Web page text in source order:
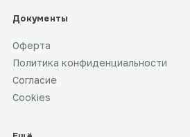
Документы
Оферта
Политика конфиденциальности
Согласие
Cookies